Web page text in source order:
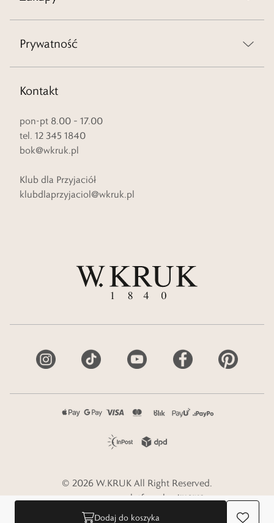
Dodaj do koszyka
Prywatność
Kontakt
pon-pt 8.00 – 17.00
tel. 12 345 1840
bok@wkruk.pl
Klub dla Przyjaciół
klubdlaprzyjaciol@wkruk.pl
© 2026 W.KRUK All Right Reserved.
e-commerce platform by